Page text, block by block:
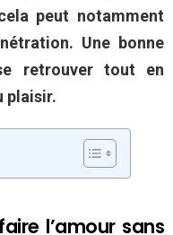
peut notamment
Une bonne
retrouver tout en
plaisir.
l’amour sans